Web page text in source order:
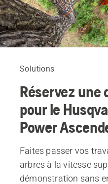
Solutions
Réservez une
pour le
Power
Faites passer vos
arbres à la vitesse
démonstration sans